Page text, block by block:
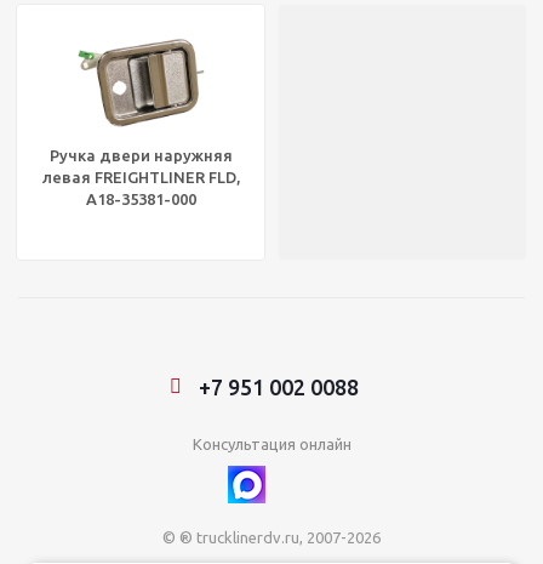
Ручка двери наружняя
левая FREIGHTLINER FLD,
A18-35381-000
+7 951 002 0088
Консультация онлайн
© ® trucklinerdv.ru, 2007-2026